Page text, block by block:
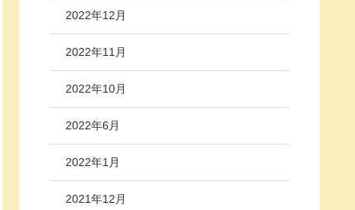
2022年12月
2022年11月
2022年10月
2022年6月
2022年1月
2021年12月